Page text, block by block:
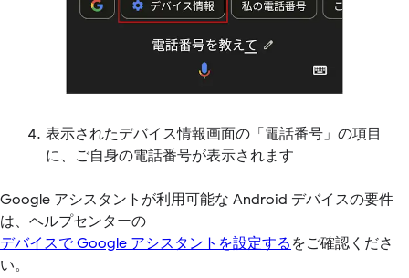
表示されたデバイス情報画面の「電話番号」の項目
に、ご自身の電話番号が表示されます
Google アシスタントが利用可能な Android デバイスの要件
は、ヘルプセンターの
デバイスで Google アシスタントを設定する をご確認くださ
い。